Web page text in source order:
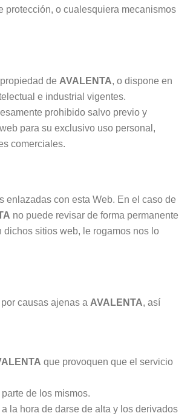
protección, o cualesquiera mecanismos
de AVALENTA, o dispone en
e industrial vigentes.
prohibido salvo previo y
para su exclusivo uso personal,
comerciales.
enlazadas con esta Web. En el caso de
no puede revisar de forma permanente
sitios web, le rogamos nos lo
causas ajenas a AVALENTA, así
que provoquen que el servicio
de los mismos.
la hora de darse de alta y los derivados